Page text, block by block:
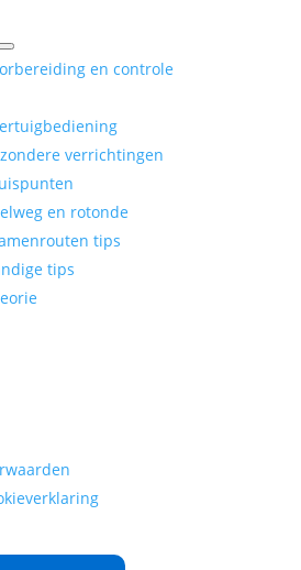
en controle
verrichtingen
en rotonde
tips
tips